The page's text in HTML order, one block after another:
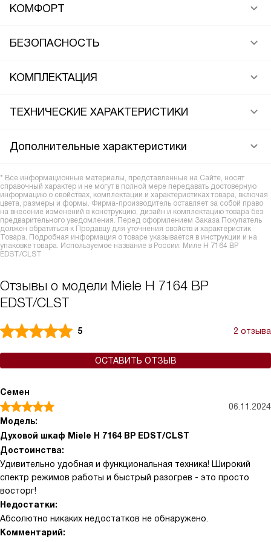
КОМФОРТ
БЕЗОПАСНОСТЬ
КОМПЛЕКТАЦИЯ
ТЕХНИЧЕСКИЕ ХАРАКТЕРИСТИКИ
Дополнительные характеристики
* Все информационные материалы, представленные на Сайте, носят
справочный характер и не могут в полной мере передавать достоверную
информацию о свойствах, комплектации и характеристиках товара, включая
цвета, размеры и формы. Фирма-производитель оставляет за собой право
на внесение изменений в конструкцию, дизайн и комплектацию товара без
предварительного уведомления. Перед оформлением Заказа Покупатель
должен обратиться к Продавцу для уточнения свойств и характеристик
Товара. Подробная информация о товаре указывается в инструкции и на
упаковке товара. Используемое название в России: Миле H 7164 BP
EDST/CLST
Отзывы о модели Miele H 7164 BP
EDST/CLST
5 2 отзыва
ОСТАВИТЬ ОТЗЫВ
Семен
06.11.2024
Модель:
Духовой шкаф Miele H 7164 BP EDST/CLST
Достоинства:
Удивительно удобная и функциональная техника! Широкий
спектр режимов работы и быстрый разогрев - это просто
восторг!
Недостатки:
Абсолютно никаких недостатков не обнаружено.
Комментарий: